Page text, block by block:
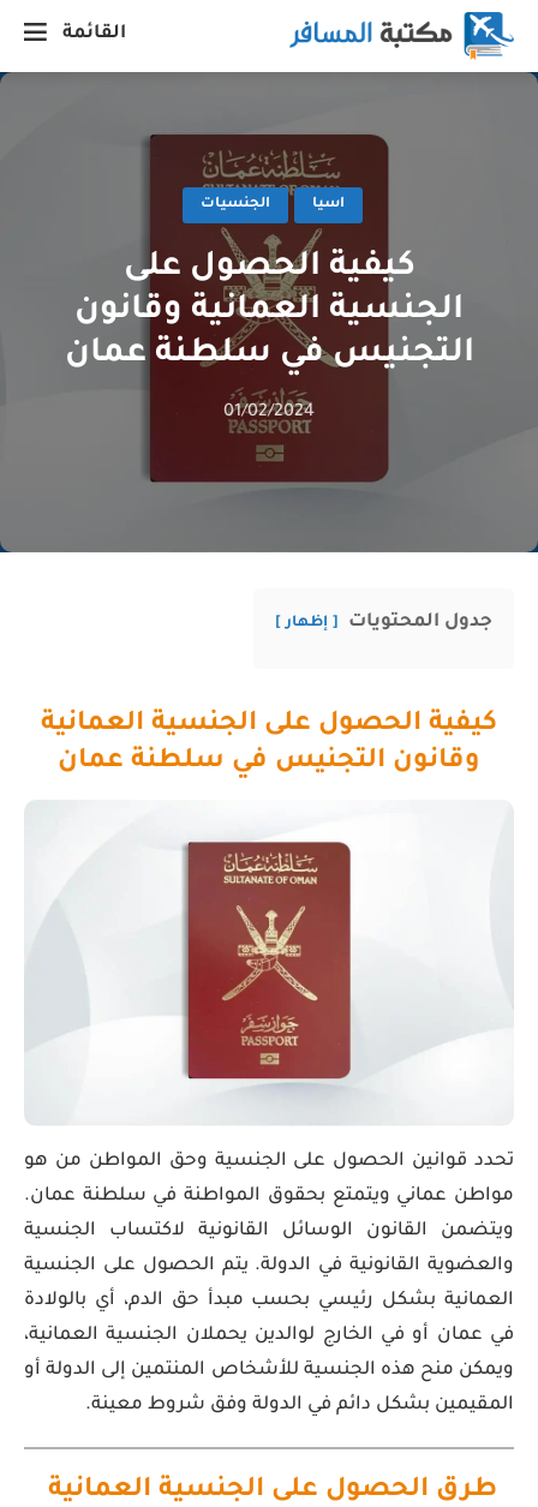
القائمة
اسيا الجنسيات
كيفية الحصول على
الجنسية العمانية وقانون
التجنيس في سلطنة عمان
01/02/2024
جدول المحتويات إظهار
كيفية الحصول على الجنسية العمانية
وقانون التجنيس في سلطنة عمان
تحدد قوانين الحصول على الجنسية وحق المواطن من هو
مواطن عماني ويتمتع بحقوق المواطنة في سلطنة عمان.
ويتضمن القانون الوسائل القانونية لاكتساب الجنسية
والعضوية القانونية في الدولة. يتم الحصول على الجنسية
العمانية بشكل رئيسي بحسب مبدأ حق الدم، أي بالولادة
في عمان أو في الخارج لوالدين يحملان الجنسية العمانية،
ويمكن منح هذه الجنسية للأشخاص المنتمين إلى الدولة أو
المقيمين بشكل دائم في الدولة وفق شروط معينة.
طرق الحصول على الجنسية العمانية